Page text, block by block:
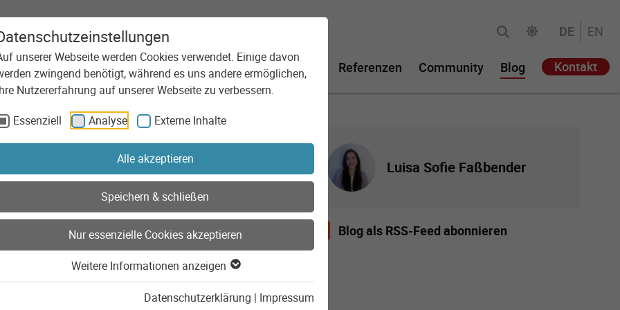
unserer Webseite werden Cookies verwendet. Einige davon
zwingend benötigt, während es uns andere ermöglichen,
Nutzererfahrung auf unserer Webseite zu verbessern.
Essenziell
Analyse Externe Inhalte
Alle akzeptieren
Speichern & schließen
Nur essenzielle Cookies akzeptieren
Weitere Informationen anzeigen
Datenschutzerklärung | Impressum
Agentur Leistungen Technologie Referenzen Community Blog Kontakt
DE EN
Luisa Sofie Faßbender
Blog als RSS-Feed abonnieren